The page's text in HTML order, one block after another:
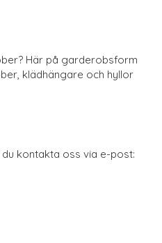
Här på garderobsform
klädhängare och hyllor
kontakta oss via e-post: